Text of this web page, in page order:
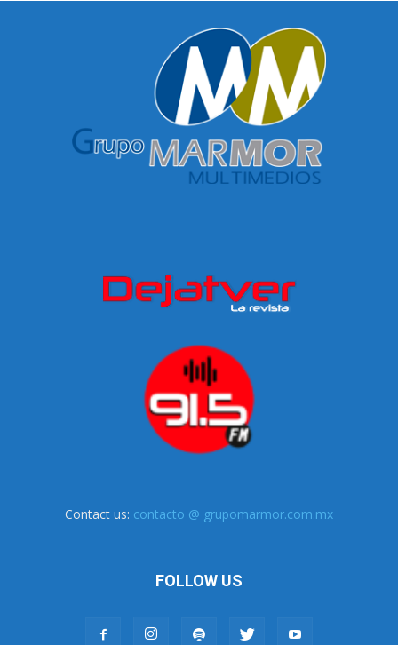
Contact us: contacto @ grupomarmor.com.mx
FOLLOW US